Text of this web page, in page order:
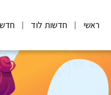
ראשי חדשות לוד